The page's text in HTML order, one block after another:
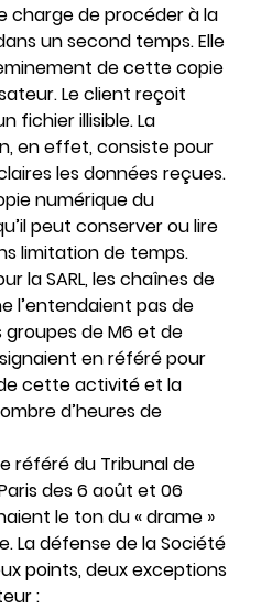
charge de procéder à la
un second temps. Elle
de cette copie
Le client reçoit
fichier illisible. La
en effet, consiste pour
les données reçues.
numérique du
peut conserver ou lire
limitation de temps.
la SARL, les chaînes de
l’entendaient pas de
groupes de M6 et de
en référé pour
cette activité et la
d’heures de
référé du Tribunal de
des 6 août et 06
le ton du « drame »
La défense de la Société
points, deux exceptions
: